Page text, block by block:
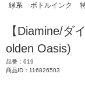
緑系
ボトルインク
【Diamine/ダ
olden Oasis)
品番：619
商品ID：116826503